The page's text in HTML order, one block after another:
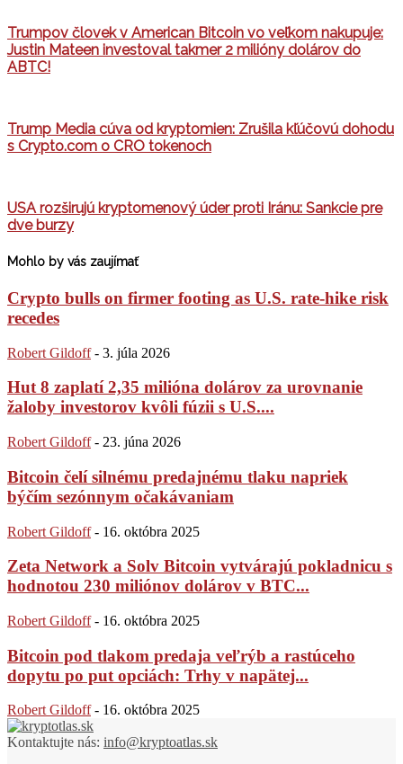
Trumpov človek v American Bitcoin vo veľkom nakupuje:
Justin Mateen investoval takmer 2 milióny dolárov do
ABTC!
Trump Media cúva od kryptomien: Zrušila kľúčovú dohodu
s Crypto.com o CRO tokenoch
USA rozširujú kryptomenový úder proti Iránu: Sankcie pre
dve burzy
Mohlo by vás zaujímať
Crypto bulls on firmer footing as U.S. rate-hike risk
recedes
Robert Gildoff - 3. júla 2026
Hut 8 zaplatí 2,35 milióna dolárov za urovnanie
žaloby investorov kvôli fúzii s U.S....
Robert Gildoff - 23. júna 2026
Bitcoin čelí silnému predajnému tlaku napriek
býčím sezónnym očakávaniam
Robert Gildoff - 16. októbra 2025
Zeta Network a Solv Bitcoin vytvárajú pokladnicu s
hodnotou 230 miliónov dolárov v BTC...
Robert Gildoff - 16. októbra 2025
Bitcoin pod tlakom predaja veľrýb a rastúceho
dopytu po put opciách: Trhy v napätej...
Robert Gildoff - 16. októbra 2025
Kontaktujte nás: info@kryptoatlas.sk